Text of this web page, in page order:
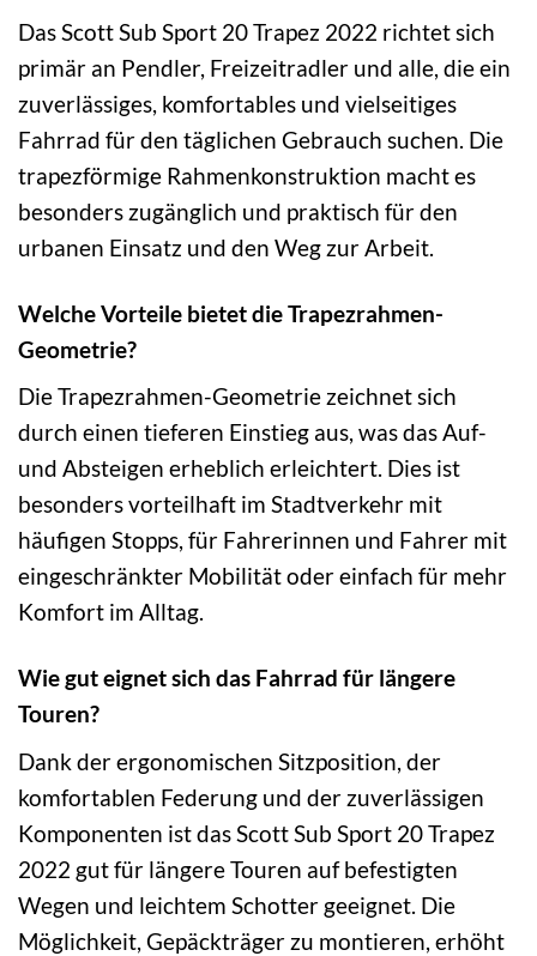
Das Scott Sub Sport 20 Trapez 2022 richtet sich
primär an Pendler, Freizeitradler und alle, die ein
zuverlässiges, komfortables und vielseitiges
Fahrrad für den täglichen Gebrauch suchen. Die
trapezförmige Rahmenkonstruktion macht es
besonders zugänglich und praktisch für den
urbanen Einsatz und den Weg zur Arbeit.
Welche Vorteile bietet die Trapezrahmen-
Geometrie?
Die Trapezrahmen-Geometrie zeichnet sich
durch einen tieferen Einstieg aus, was das Auf-
und Absteigen erheblich erleichtert. Dies ist
besonders vorteilhaft im Stadtverkehr mit
häufigen Stopps, für Fahrerinnen und Fahrer mit
eingeschränkter Mobilität oder einfach für mehr
Komfort im Alltag.
Wie gut eignet sich das Fahrrad für längere
Touren?
Dank der ergonomischen Sitzposition, der
komfortablen Federung und der zuverlässigen
Komponenten ist das Scott Sub Sport 20 Trapez
2022 gut für längere Touren auf befestigten
Wegen und leichtem Schotter geeignet. Die
Möglichkeit, Gepäckträger zu montieren, erhöht